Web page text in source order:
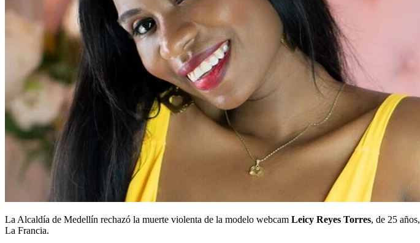
La Alcaldía de Medellín rechazó la muerte violenta de la modelo webcam Leicy Reyes Torres, de 25
La Francia.